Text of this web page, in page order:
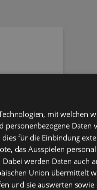
mit welchen
personenbezogene Daten
für die Einbindung
das Ausspielen
werden Daten auch
Union übermittelt
und sie auswerten sowie